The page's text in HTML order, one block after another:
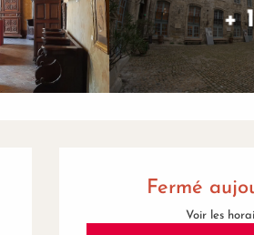
+ 1
Ouverture
Fermé
Voir les